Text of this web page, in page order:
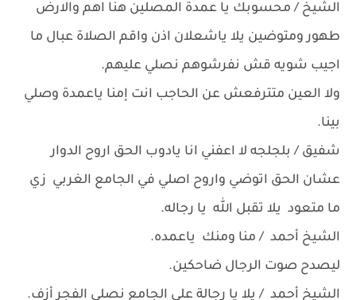
الشيخ / محسوبك يا عمدة المصلين هنا اهم والارض
طهور ومتوضين يلا ياشعلان اذن واقم الصلاة عبال ما
اجيب شويه قش نفرشوهم نصلي عليهم.
ولا العين متترفعش عن الحاجب انت إمنا ياعمدة وصلي
بينا.
شفيق / بلجلجه لا اعفني انا يادوب الحق اروح الدوار
عشان الحق اتوضي واروح اصلي في الجامع الغربي زي
ما متعود يلا تقبل الله يا رجاله.
الشيخ أحمد / منا ومنك ياعمده.
ليصدح صوت الرجال ضاحكين.
الشيخ أحمد / يلا يا رجالة علي الجامع نصلي الفجر أزف.